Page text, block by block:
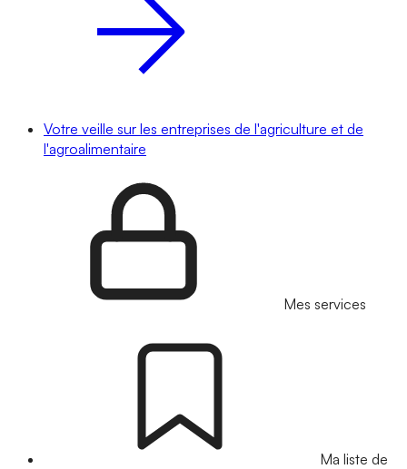
Votre veille sur les entreprises de l'agriculture et de
l'agroalimentaire
Mes services
Ma liste de